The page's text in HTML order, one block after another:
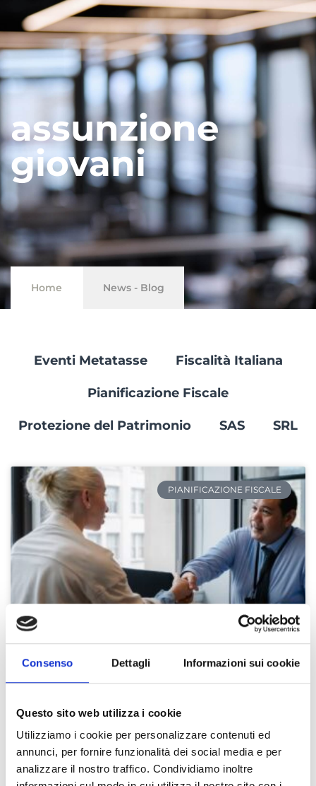
Consenso Dettagli Informazioni sui cookie
Questo sito web utilizza i cookie
Utilizziamo i cookie per personalizzare contenuti ed
annunci, per fornire funzionalità dei social media e per
analizzare il nostro traffico. Condividiamo inoltre
assunzione
giovani
Home News - Blog
Eventi Metatasse Fiscalità Italiana
Pianificazione Fiscale
Protezione del Patrimonio SAS SRL
PIANIFICAZIONE FISCALE